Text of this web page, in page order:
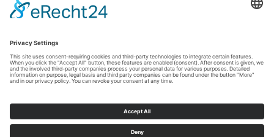
Cookie-Einstellungen |
BZ SAALFELD folgen
Telefonisch Montag - Donnerstag von 07:00 bis 16:00 Uhr, Freitag
von 07:00 bis 14:00 Uhr oder jederzeit unterinfo@bz-saalfeld.de